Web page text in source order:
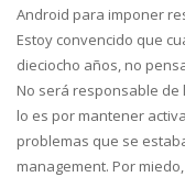
Android para imponer
Estoy convencido que
dieciocho años, no
No será responsable
lo es por mantener
problemas que se
management. Por